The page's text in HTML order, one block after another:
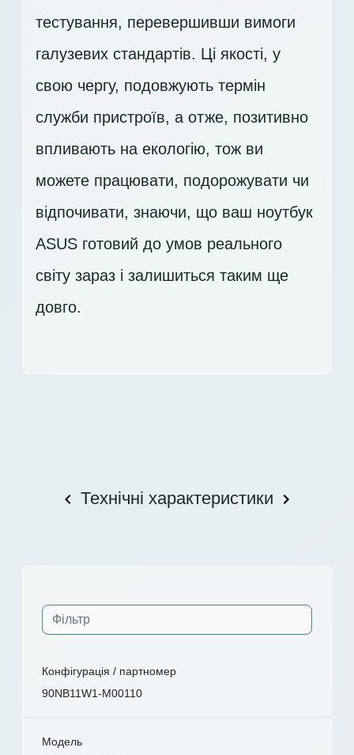
тестування, перевершивши вимоги
галузевих стандартів. Ці якості, у
свою чергу, подовжують термін
служби пристроїв, а отже, позитивно
впливають на екологію, тож ви
можете працювати, подорожувати чи
відпочивати, знаючи, що ваш ноутбук
ASUS готовий до умов реального
світу зараз і залишиться таким ще
довго.
Технічні характеристики
Конфігурація / партномер
90NB11W1-M00110
Модель